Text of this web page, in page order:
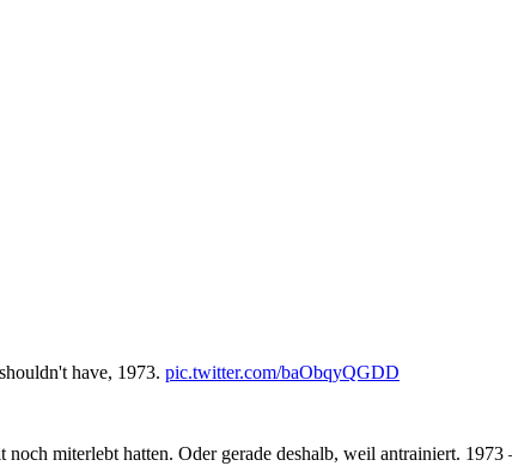
have, 1973. pic.twitter.com/baObqyQGDD
miterlebt hatten. Oder gerade deshalb, weil antrainiert.